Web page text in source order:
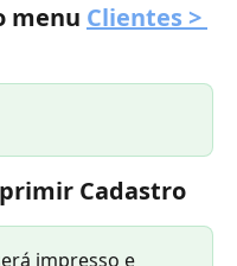
menu Clientes >
Cadastro